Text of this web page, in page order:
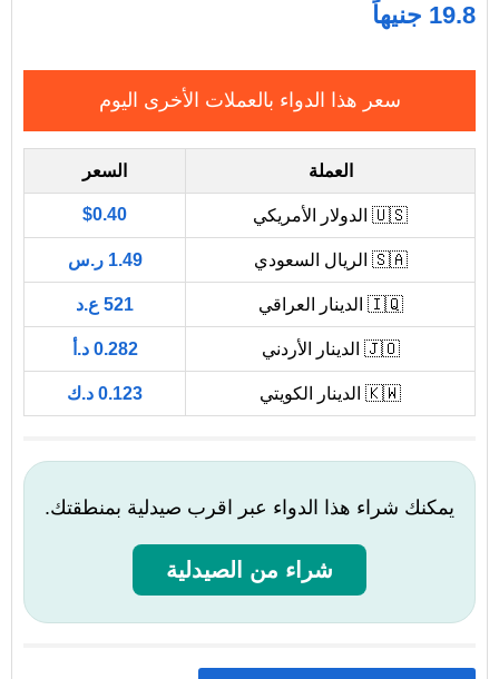
19.8 جنيهاً
سعر هذا الدواء بالعملات الأخرى اليوم
العملة السعر
🇺🇸 الدولار الأمريكي $0.40
🇸🇦 الريال السعودي 1.49 ر.س
🇮🇶 الدينار العراقي 521 ع.د
🇯🇴 الدينار الأردني 0.282 د.أ
🇰🇼 الدينار الكويتي 0.123 د.ك
يمكنك شراء هذا الدواء عبر اقرب صيدلية بمنطقتك.
شراء من الصيدلية